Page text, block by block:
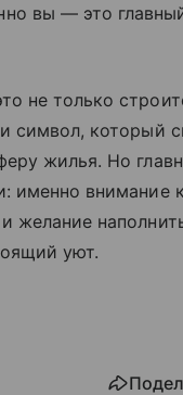
вы — это
не только
символ, который
жилья. Но
именно внимание
желание
уют.